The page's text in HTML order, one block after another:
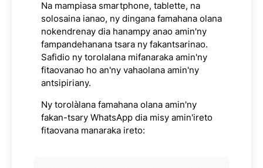
Na mampiasa smartphone, tablette, na
solosaina ianao, ny dingana famahana olana
nokendrenay dia hanampy anao amin'ny
fampandehanana tsara ny fakantsarinao.
Safidio ny torolalana mifanaraka amin'ny
fitaovanao ho an'ny vahaolana amin'ny
antsipiriany.
Ny torolàlana famahana olana amin'ny
fakan-tsary WhatsApp dia misy amin'ireto
fitaovana manaraka ireto: